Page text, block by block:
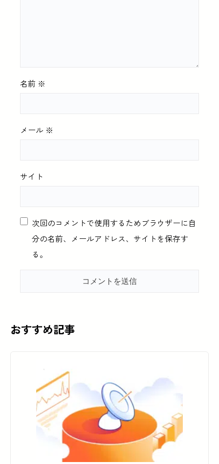
名前 ※
メール ※
サイト
次回のコメントで使用するためブラウザーに自
分の名前、メールアドレス、サイトを保存す
る。
おすすめ記事